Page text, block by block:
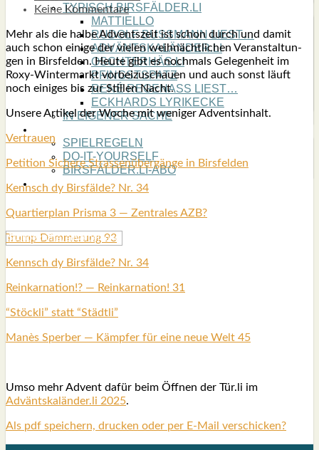
TYPISCH BIRSFÄLDER.LI
MATTIELLO
RUDOLF BUSS­MANN LIEST…
ADVÄNTSKALÄNDER.LI
OSCHTERHÄS.LI
PFINGST­SPATZ
RENÉ REGEN­ASS LIEST…
ECK­HARDS LYRIK­ECKE
IN EIGE­NER SACHE
SPIEL­RE­GELN
DO-IT-YOUR­S­ELF
BIRSFÄLDER.LI-ABO
SHOUT­BOX
Keine Kommentare
Mehr als die hal­be Advents­zeit ist schon durch und damit
auch schon eini­ge der vie­len weih­nächt­li­chen Ver­an­stal­tun­
gen in Birs­fel­den. Heu­te gibt es noch­mals Gele­gen­heit im
Roxy-Win­ter­markt vor­bei­zu­schau­en und auch sonst läuft
noch eini­ges bis zur Stil­len Nacht.
Unse­re Arti­kel der Woche mit weni­ger Advents­in­halt.
Ver­trau­en
Peti­ti­on Siche­re Stras­sen­über­gän­ge in Birs­fel­den
Kennsch dy Birs­fäl­de? Nr. 34
Quar­tier­plan Pris­ma 3 — Zen­tra­les AZB?
Trump Däm­me­rung 93
Kennsch dy Birs­fäl­de? Nr. 34
Reinkar­na­ti­on!? — Reinkar­na­ti­on! 31
“Stöck­li” statt “Städt­li”
Manès Sper­ber — Kämp­fer für eine neue Welt 45
Umso mehr Advent dafür beim Öff­nen der Tür.li im
Adväntskaländer.li 2025.
Als pdf speichern, drucken oder per E-Mail verschicken?